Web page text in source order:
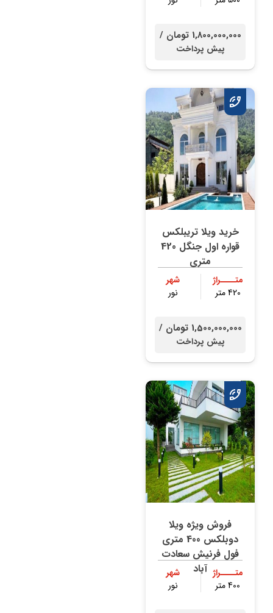
1,800,000,000 تومان /
پیش پرداخت
خرید ویلا تریبلکس
قواره اول جنگل 420
متری
متــــراژ
420 متر
شهر
نور
1,500,000,000 تومان /
پیش پرداخت
فروش ویژه ویلا
دوبلکس 400 متری
فول فرنیش سعادت
آباد متــــراژ
400 متر
شهر
نور